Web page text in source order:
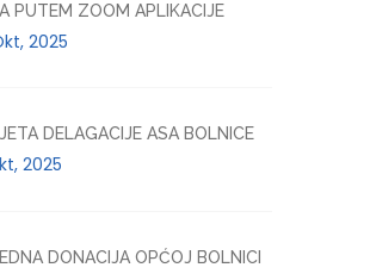
PUTEM ZOOM APLIKACIJE
2025
DELAGACIJE ASA BOLNICE
2025
DONACIJA OPĆOJ BOLNICI